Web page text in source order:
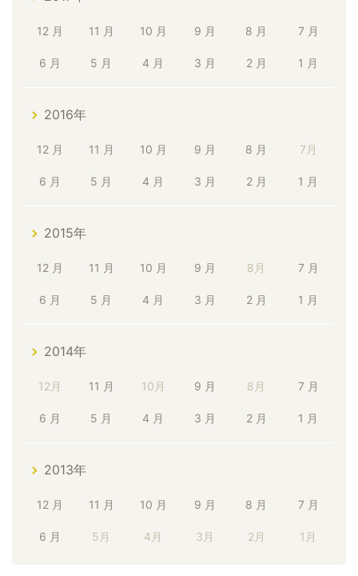
12 月 11 月 10 月 9 月 8 月 7 月
6 月 5 月 4 月 3 月 2 月 1 月
2016年
12 月 11 月 10 月 9 月 8 月 7月
6 月 5 月 4 月 3 月 2 月 1 月
2015年
12 月 11 月 10 月 9 月 8月 7 月
6 月 5 月 4 月 3 月 2 月 1 月
2014年
12月 11 月 10月 9 月 8月 7 月
6 月 5 月 4 月 3 月 2 月 1 月
2013年
12 月 11 月 10 月 9 月 8 月 7 月
6 月 5月 4月 3月 2月 1月